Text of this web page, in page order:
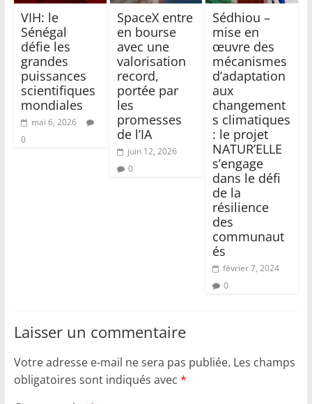
VIH: le
Sénégal
défie les
grandes
puissances
scientifiques
mondiales
mai 6, 2026
0
SpaceX entre
en bourse
avec une
valorisation
record,
portée par
les
promesses
de l’IA
juin 12, 2026
0
Sédhiou –
mise en
œuvre des
mécanismes
d’adaptation
aux
changement
s climatiques
: le projet
NATUR’ELLE
s’engage
dans le défi
de la
résilience
des
communaut
és
février 7, 2024
0
Laisser un commentaire
Votre adresse e-mail ne sera pas publiée. Les champs
obligatoires sont indiqués avec *